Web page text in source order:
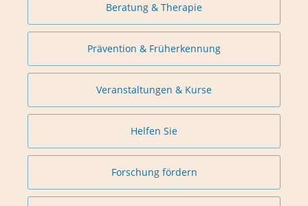
Beratung & Therapie
Prävention & Früherkennung
Veranstaltungen & Kurse
Helfen Sie
Forschung fördern